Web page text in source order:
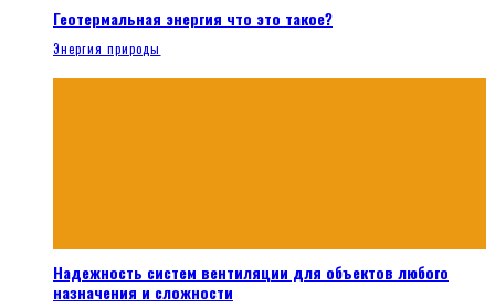
Геотермальная энергия что это такое?
Энергия природы
Надежность систем вентиляции для объектов любого
назначения и сложности